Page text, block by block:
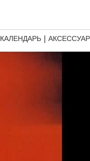
КАЛЕНДАРЬ